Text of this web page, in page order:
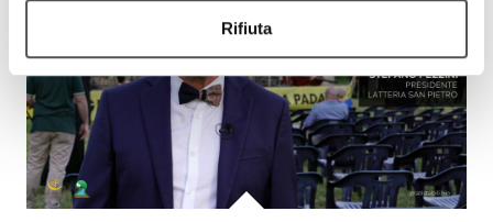
Rifiuta